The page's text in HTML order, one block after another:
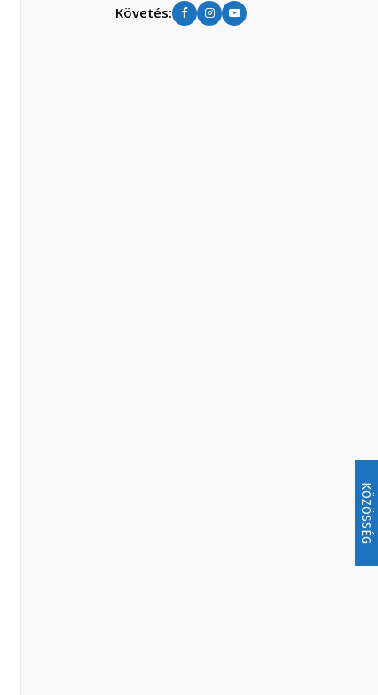
KÖZÖSSÉG
Követés: